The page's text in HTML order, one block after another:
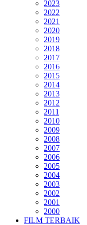
2023
2022
2021
2020
2019
2018
2017
2016
2015
2014
2013
2012
2011
2010
2009
2008
2007
2006
2005
2004
2003
2002
2001
2000
FILM TERBAIK